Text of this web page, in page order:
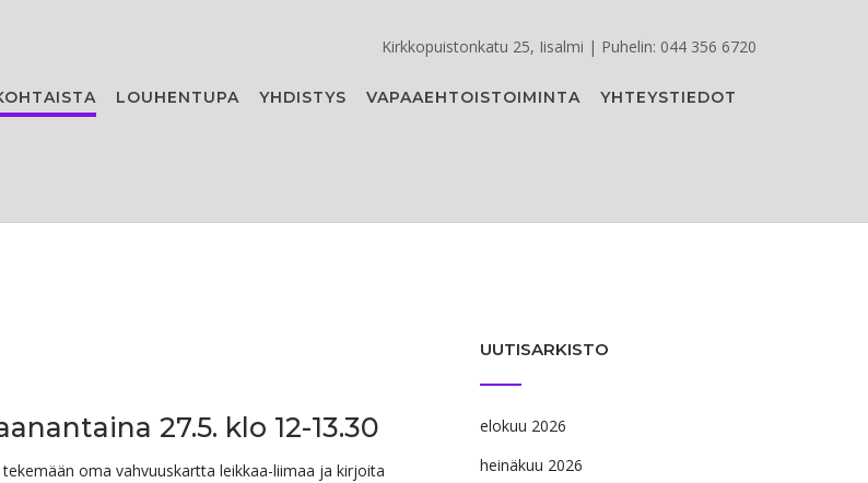
Kirkkopuistonkatu 25, Iisalmi | Puhelin: 044 356 6720
LOUHENTUPA YHDISTYS VAPAAEHTOISTOIMINTA YHTEYSTIEDOT
27.5. klo 12-13.30
tekemään oma vahvuuskartta leikkaa-liimaa ja kirjoita
UUTISARKISTO
elokuu 2026
heinäkuu 2026